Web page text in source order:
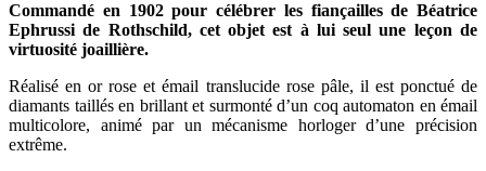
Commandé en 1902 pour célébrer les fiançailles de Béatrice
Ephrussi de Rothschild, cet objet est à lui seul une leçon de
virtuosité joaillière.
Réalisé en or rose et émail translucide rose pâle, il est ponctué de
diamants taillés en brillant et surmonté d’un coq automaton en émail
multicolore, animé par un mécanisme horloger d’une précision
extrême.